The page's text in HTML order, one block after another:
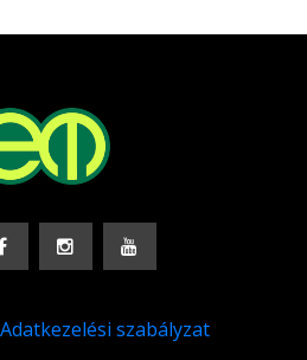
Adatkezelési szabályzat